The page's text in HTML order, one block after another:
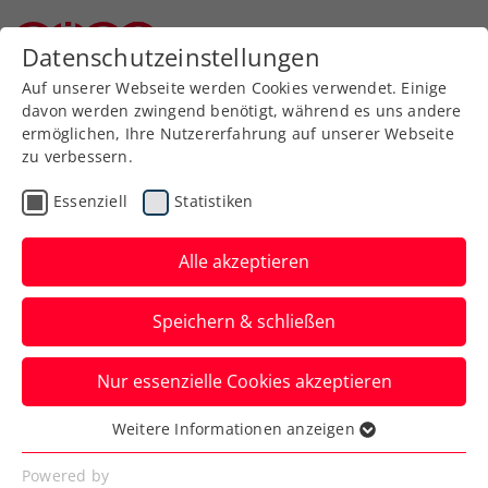
Zurück zur Newsübersicht
Turniere
Swarovski kreiert
ikonische neue Trophäe
für das Upper Austria
Ladies Linz
Der Pokal für die Siegerin des WTA-500-
Turniers wird 8100 goldfarbene,
handgesetzte Kristalle beinhalten.
Datenschutzeinstellungen
Auf unserer Webseite werden Cookies verwendet. Einige
davon werden zwingend benötigt, während es uns andere
ermöglichen, Ihre Nutzererfahrung auf unserer Webseite
zu verbessern.
Essenziell Statistiken
Alle akzeptieren
Speichern & schließen
Nur essenzielle Cookies akzeptieren
Essenziell
Essenzielle Cookies werden für grundlegende
Weitere Informationen anzeigen
Powered by